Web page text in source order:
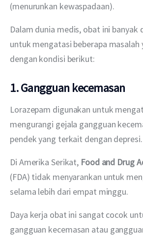
(menurunkan kewaspadaan).
Dalam dunia medis, obat ini banyak
untuk mengatasi beberapa masalah
dengan kondisi berikut:
1. Gangguan kecemasan
Lorazepam digunakan untuk
mengurangi gejala gangguan
pendek yang terkait dengan depresi.
Di Amerika Serikat, Food and Drug
(FDA) tidak menyarankan untuk
selama lebih dari empat minggu.
Daya kerja obat ini sangat cocok
gangguan kecemasan atau